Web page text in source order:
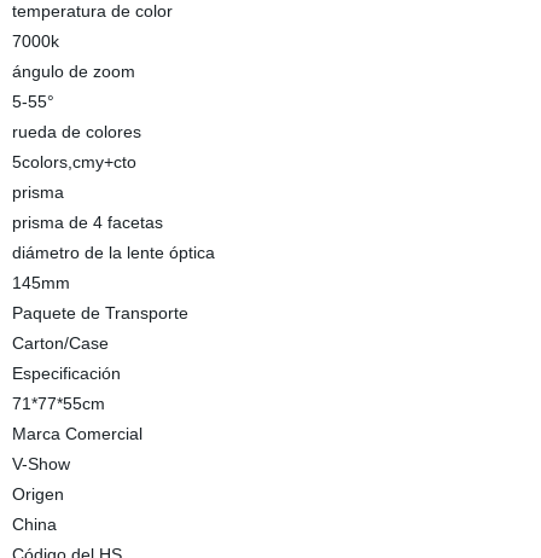
temperatura de color
7000k
ángulo de zoom
5-55°
rueda de colores
5colors,cmy+cto
prisma
prisma de 4 facetas
diámetro de la lente óptica
145mm
Paquete de Transporte
Carton/Case
Especificación
71*77*55cm
Marca Comercial
V-Show
Origen
China